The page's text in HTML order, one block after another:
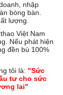
nhập
bóng bàn.
lượng.
Việt Nam
Nếu phát hiện
đền bù 100%
tôi là: "Sức
tư cho sức
lai"